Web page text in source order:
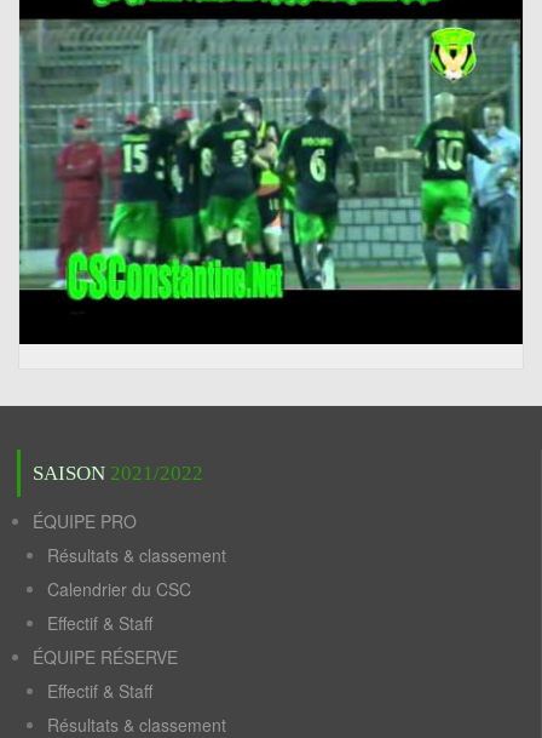
SAISON 2021/2022
ÉQUIPE PRO
Résultats & classement
Calendrier du CSC
Effectif & Staff
ÉQUIPE RÉSERVE
Effectif & Staff
Résultats & classement